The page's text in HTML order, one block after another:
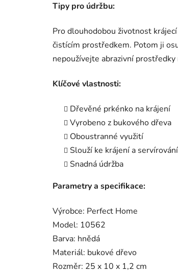
Tipy pro údržbu:
Pro dlouhodobou životnost
čistícím prostředkem. Potom ji
nepoužívejte abrazivní prostředky
Klíčové vlastnosti:
Dřevěné prkénko na krájení
Vyrobeno z bukového dřeva
Oboustranné využití
Slouží ke krájení a
Snadná údržba
Parametry a specifikace:
Výrobce: Perfect Home
Model: 10562
Barva: hnědá
Materiál: bukové dřevo
Rozměr: 25 x 10 x 1,2 cm